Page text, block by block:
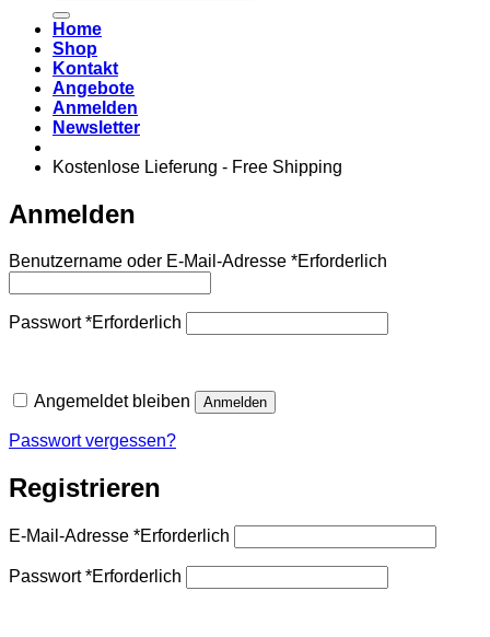
Home
Shop
Kontakt
Angebote
Anmelden
Newsletter
Kostenlose Lieferung - Free Shipping
Anmelden
Benutzername oder E-Mail-Adresse *Erforderlich
Passwort*Erforderlich
Angemeldet bleiben Anmelden
Passwort vergessen?
Registrieren
E-Mail-Adresse *Erforderlich
Passwort*Erforderlich